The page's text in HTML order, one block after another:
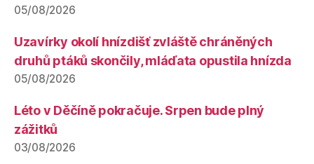
05/08/2026
Uzavírky okolí hnízdišť zvláště chráněných
druhů ptáků skončily, mláďata opustila hnízda
05/08/2026
Léto v Děčíně pokračuje. Srpen bude plný
zážitků
03/08/2026